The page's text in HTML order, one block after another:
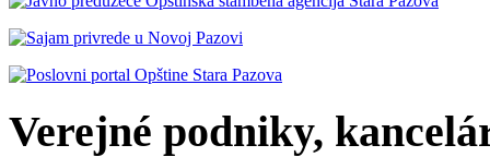
Verejné podniky,